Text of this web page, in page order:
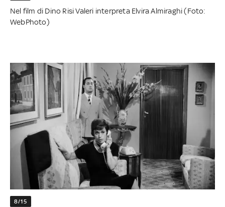
Nel film di Dino Risi Valeri interpreta Elvira Almiraghi (Foto:
WebPhoto)
8/15